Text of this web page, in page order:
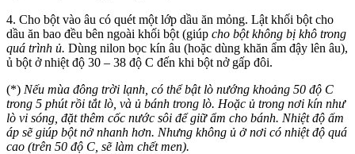
4. Cho bột vào âu có quét một lớp dầu ăn mỏng. Lật khối bột cho
dầu ăn bao đều bên ngoài khối bột (giúp cho bột không bị khô trong
quá trình ủ. Dùng nilon bọc kín âu (hoặc dùng khăn ẩm đậy lên âu),
ủ bột ở nhiệt độ 30 – 38 độ C đến khi bột nở gấp đôi.
(*) Nếu mùa đông trời lạnh, có thể bật lò nướng khoảng 50 độ C
trong 5 phút rồi tắt lò, và ủ bánh trong lò. Hoặc ủ trong nơi kín như
lò vi sóng, đặt thêm cốc nước sôi để giữ ẩm cho bánh. Nhiệt độ ấm
áp sẽ giúp bột nở nhanh hơn. Nhưng không ủ ở nơi có nhiệt độ quá
cao (trên 50 độ C, sẽ làm chết men).